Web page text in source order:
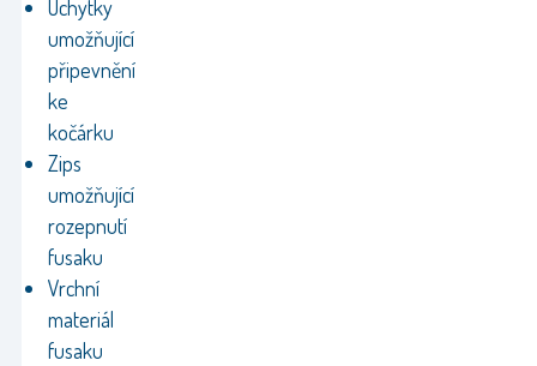
Úchytky
umožňující
připevnění
ke
kočárku
Zips
umožňující
rozepnutí
fusaku
Vrchní
materiál
fusaku